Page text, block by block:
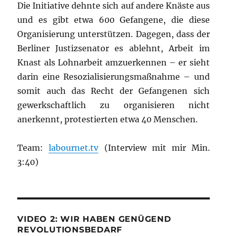
Die Initiative dehnte sich auf andere Knäste aus
und es gibt etwa 600 Gefangene, die diese
Organisierung unterstützen. Dagegen, dass der
Berliner Justizsenator es ablehnt, Arbeit im
Knast als Lohnarbeit amzuerkennen – er sieht
darin eine Resozialisierungsmaßnahme – und
somit auch das Recht der Gefangenen sich
gewerkschaftlich zu organisieren nicht
anerkennt, protestierten etwa 40 Menschen.
Team:labournet.tv(Interview mit mir Min.
3:40)
VIDEO 2: WIR HABEN GENÜGEND
REVOLUTIONSBEDARF